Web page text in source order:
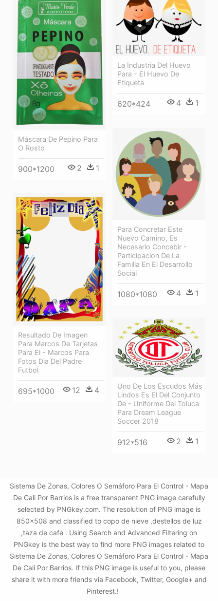
Máscara De Pepino Para
O Rosto
900*1200 2 1
La Industria Del Huevo
Para - El Huevo De
Etiqueta
620*424 4 1
Para Concretar Este
Nuevo Camino, Es
Necesario Concebir -
Participacion De La
Familia En El Desarrollo
Social
1080*1080 4 1
Resultado De Imagen
Para Marcos De Tarjetas
Para El - Marcos Para
Fotos Dia Del Padre
Futbol
695*1000 12 4
Uno De Los Escudos Más
Lindos Es El Del Conjunto
De - Uniforme Del Toluca
Para Dream League
Soccer 2018
912*516 2 1
Sistema De Zonas, Colores O Semáforo Para El Control - Mapa
De Cali Por Barrios is a free transparent PNG image carefully
selected by PNGkey.com. The resolution of PNG image is
850x508 and classified to copo de nieve ,destellos de luz
,taza de cafe . Using Search and Advanced Filtering on
PNGkey is the best way to find more PNG images related to
Sistema De Zonas, Colores O Semáforo Para El Control - Mapa
De Cali Por Barrios. If this PNG image is useful to you, please
share it with more friends via Facebook, Twitter, Google+ and
Pinterest.!